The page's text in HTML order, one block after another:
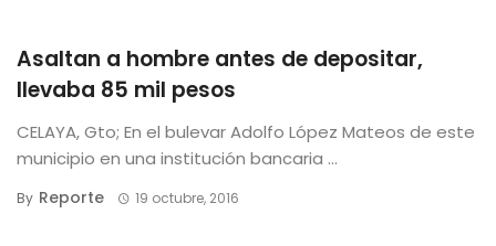
Asaltan a hombre antes de depositar,
llevaba 85 mil pesos
CELAYA, Gto; En el bulevar Adolfo López Mateos de este
municipio en una institución bancaria ...
By Reporte 19 octubre, 2016